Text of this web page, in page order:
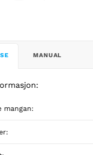
MANUAL
mangan: